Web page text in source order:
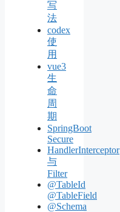
写
法
codex
使
用
vue3
生
命
周
期
SpringBoot
Secure
HandlerInterceptor
与
Filter
@TableId
@TableField
@Schema